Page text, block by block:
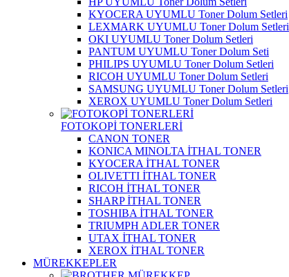
KYOCERA UYUMLU Toner Dolum Setleri
LEXMARK UYUMLU Toner Dolum Setleri
OKI UYUMLU Toner Dolum Setleri
PANTUM UYUMLU Toner Dolum Seti
PHILIPS UYUMLU Toner Dolum Setleri
RICOH UYUMLU Toner Dolum Setleri
SAMSUNG UYUMLU Toner Dolum Setleri
XEROX UYUMLU Toner Dolum Setleri
FOTOKOPİ TONERLERİ
CANON TONER
KONICA MINOLTA İTHAL TONER
KYOCERA İTHAL TONER
OLIVETTI İTHAL TONER
RICOH İTHAL TONER
SHARP İTHAL TONER
TOSHIBA İTHAL TONER
TRIUMPH ADLER TONER
UTAX İTHAL TONER
XEROX İTHAL TONER
MÜREKKEPLER